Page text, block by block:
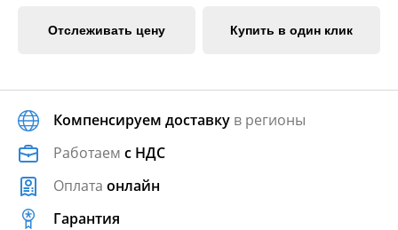
Отслеживать цену Купить в один клик
Компенсируем доставку в регионы
Работаем с НДС
Оплата онлайн
Гарантия